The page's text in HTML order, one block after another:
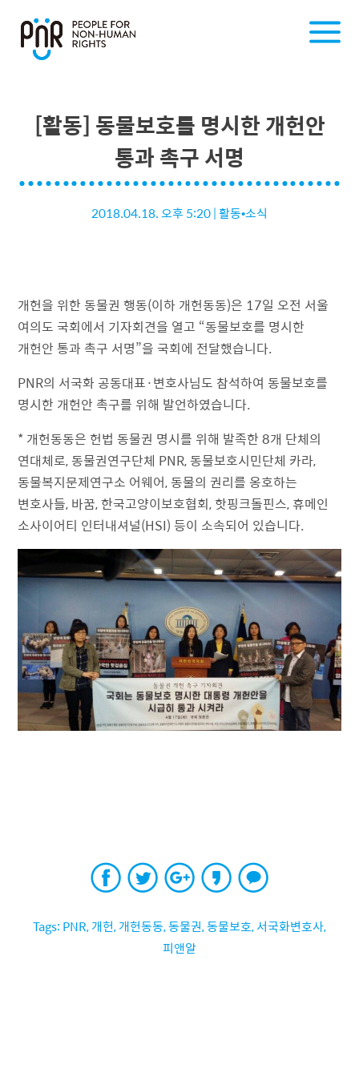
[활동] 동물보호를 명시한 개헌안
통과 촉구 서명
2018.04.18. 오후 5:20|활동•소식
개헌을 위한 동물권 행동(이하 개헌동동)은 17일 오전 서울
여의도 국회에서 기자회견을 열고 “동물보호를 명시한
개헌안 통과 촉구 서명”을 국회에 전달했습니다.
PNR의 서국화 공동대표·변호사님도 참석하여 동물보호를
명시한 개헌안 촉구를 위해 발언하였습니다.
* 개헌동동은 헌법 동물권 명시를 위해 발족한 8개 단체의
연대체로, 동물권연구단체 PNR, 동물보호시민단체 카라,
동물복지문제연구소 어웨어, 동물의 권리를 옹호하는
변호사들, 바꿈, 한국고양이보호협회, 핫핑크돌핀스, 휴메인
소사이어티 인터내셔널(HSI) 등이 소속되어 있습니다.
PNR,개헌,개헌동동,동물권,동물보호,서국화변호사,
피앤알